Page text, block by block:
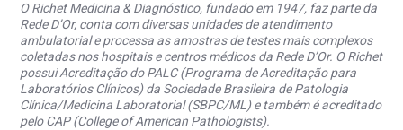
O Richet Medicina & Diagnóstico, fundado em 1947, faz parte da
Rede D’Or, conta com diversas unidades de atendimento
ambulatorial e processa as amostras de testes mais complexos
coletadas nos hospitais e centros médicos da Rede D’Or. O Richet
possui Acreditação do PALC (Programa de Acreditação para
Laboratórios Clínicos) da Sociedade Brasileira de Patologia
Clínica/Medicina Laboratorial (SBPC/ML) e também é acreditado
pelo CAP (College of American Pathologists).